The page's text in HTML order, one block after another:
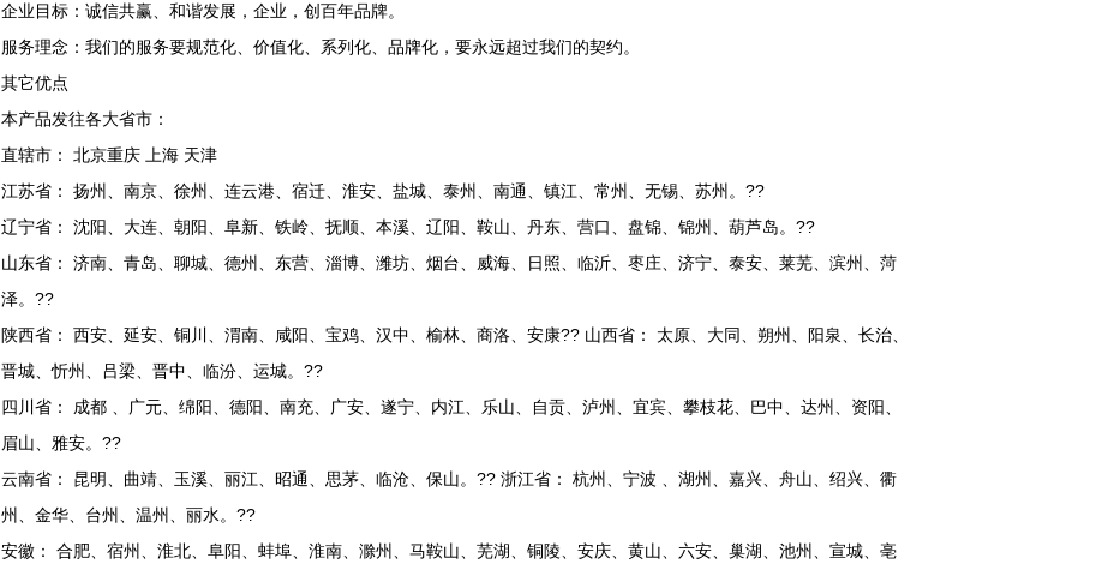
企业目标：诚信共赢、和谐发展，企业，创百年品牌。
服务理念：我们的服务要规范化、价值化、系列化、品牌化，要永远超过我们的契约。
其它优点
本产品发往各大省市：
直辖市： 北京重庆 上海 天津
江苏省： 扬州、南京、徐州、连云港、宿迁、淮安、盐城、泰州、南通、镇江、常州、无锡、苏州。??
辽宁省： 沈阳、大连、朝阳、阜新、铁岭、抚顺、本溪、辽阳、鞍山、丹东、营口、盘锦、锦州、葫芦岛。??
山东省： 济南、青岛、聊城、德州、东营、淄博、潍坊、烟台、威海、日照、临沂、枣庄、济宁、泰安、莱芜、滨州、菏
泽。??
陕西省： 西安、延安、铜川、渭南、咸阳、宝鸡、汉中、榆林、商洛、安康?? 山西省： 太原、大同、朔州、阳泉、长治、
晋城、忻州、吕梁、晋中、临汾、运城。??
四川省： 成都 、广元、绵阳、德阳、南充、广安、遂宁、内江、乐山、自贡、泸州、宜宾、攀枝花、巴中、达州、资阳、
眉山、雅安。??
云南省： 昆明、曲靖、玉溪、丽江、昭通、思茅、临沧、保山。?? 浙江省： 杭州、宁波 、湖州、嘉兴、舟山、绍兴、衢
州、金华、台州、温州、丽水。??
安徽： 合肥、宿州、淮北、阜阳、蚌埠、淮南、滁州、马鞍山、芜湖、铜陵、安庆、黄山、六安、巢湖、池州、宣城、亳